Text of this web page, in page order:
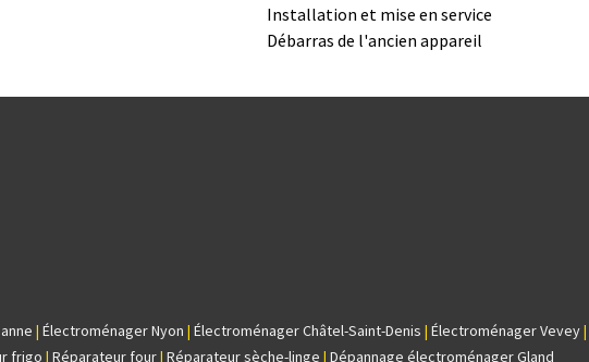
Installation et mise en service
Débarras de l'ancien appareil
| Électroménager Nyon | Électroménager Châtel-Saint-Denis | Électroménager Vevey|
frigo | Réparateur four| Réparateur sèche-linge | Dépannage électroménager Gland